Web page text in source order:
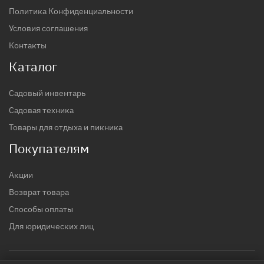
Политика Конфиденциальности
Условия соглашения
Контакты
Каталог
Садовый инвентарь
Садовая техника
Товары для отдыха и пикника
Покупателям
Акции
Возврат товара
Способы оплаты
Для юридических лиц